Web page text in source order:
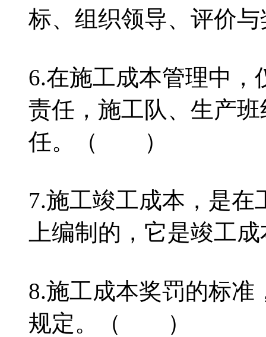
标、组织领导、评
6.在施工成本管理中
责任，施工队、生产
任。（ ）
7.施工竣工成本，是
上编制的，它是竣
8.施工成本奖罚的标
规定。（ ）